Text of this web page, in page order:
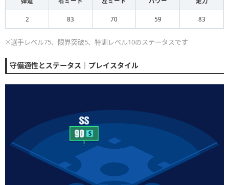
2 83 70 59 83
※選手レベル75、限界突破5、特訓レベル10のステータスです
守備適性とステータス｜プレイスタイル